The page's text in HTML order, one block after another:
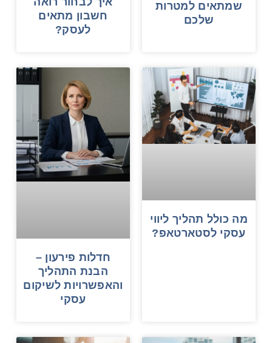
שמתאים למטרות
שלכם
חשבון מתאים
לעסק?
מה כולל תהליך ליווי
עסקי לסטארטאפ?
חדלות פירעון –
הבנת התהליך
והאפשרויות לשיקום
עסקי